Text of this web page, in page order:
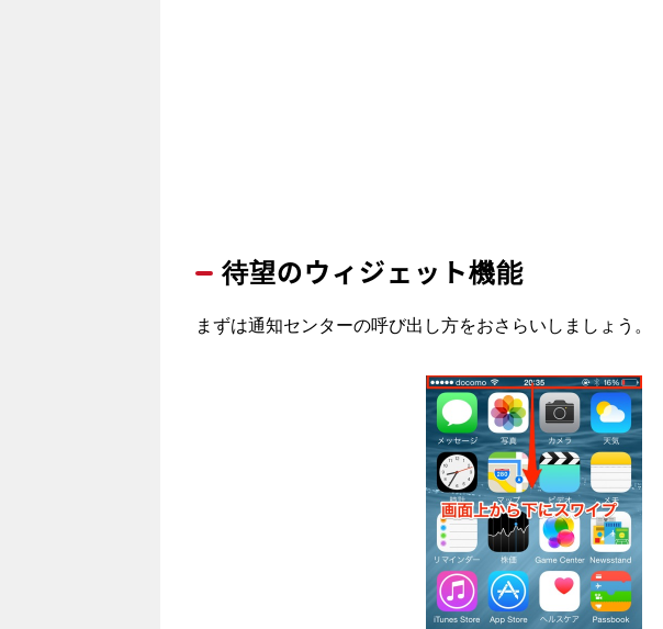
待望のウィジェット機能
まずは通知センターの呼び出し方をおさらいしましょう。